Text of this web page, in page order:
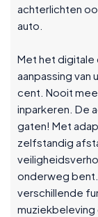
achterlichten
auto.
Met het digitale
aanpassing
cent. Nooit
inparkeren. De
gaten! Met
zelfstandig
onderweg
verschillende